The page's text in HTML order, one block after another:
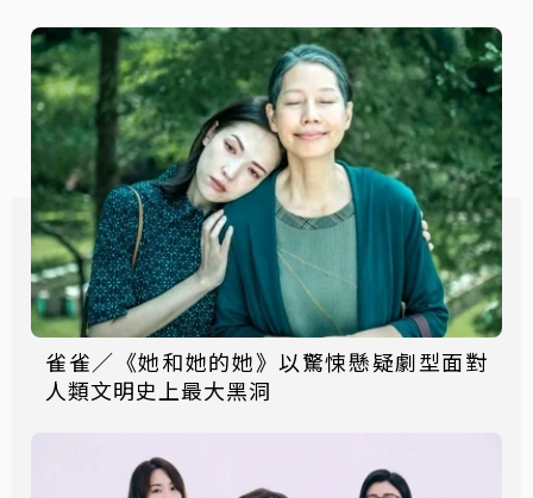
雀雀／《她和她的她》以驚悚懸疑劇型面對
人類文明史上最大黑洞